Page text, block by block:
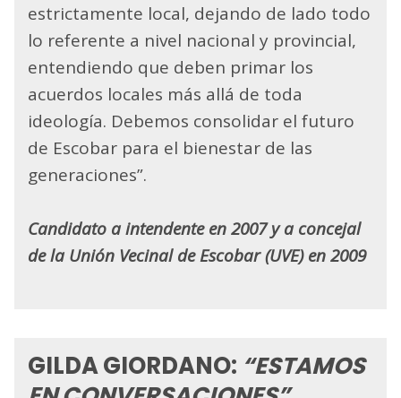
estrictamente local, dejando de lado todo
lo referente a nivel nacional y provincial,
entendiendo que deben primar los
acuerdos locales más allá de toda
ideología. Debemos consolidar el futuro
de Escobar para el bienestar de las
generaciones”.
Candidato a intendente en 2007 y a concejal
de la Unión Vecinal de Escobar (UVE) en 2009
GILDA GIORDANO: “ESTAMOS